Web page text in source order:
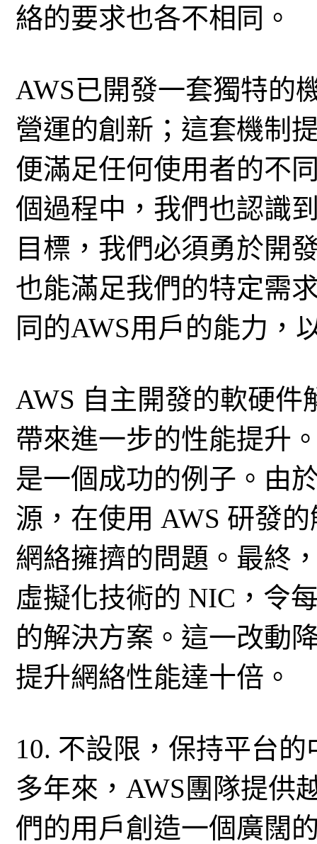
絡的要求也各不相同。
AWS已開發一套獨特的
營運的創新；這套機制
便滿足任何使用者的不
個過程中，我們也認識
目標，我們必須勇於開
也能滿足我們的特定需
同的AWS用戶的能力，
AWS 自主開發的軟硬
帶來進一步的性能提升
是一個成功的例子。由
源，在使用 AWS 研發
網絡擁擠的問題。最終
虛擬化技術的 NIC，令
的解決方案。這一改動
提升網絡性能達十倍。
10. 不設限，保持平台
多年來，AWS團隊提供
們的用戶創造一個廣闊